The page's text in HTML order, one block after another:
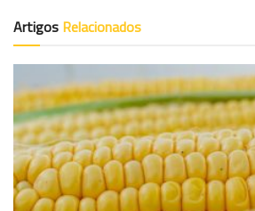
Artigos Relacionados